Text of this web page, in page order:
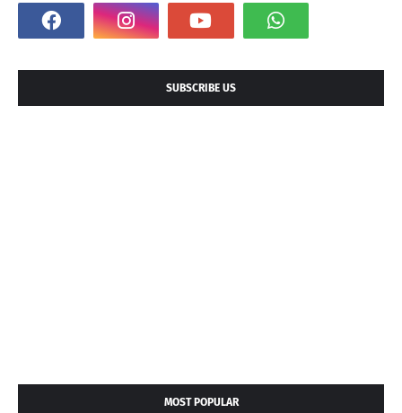
SUBSCRIBE US
MOST POPULAR